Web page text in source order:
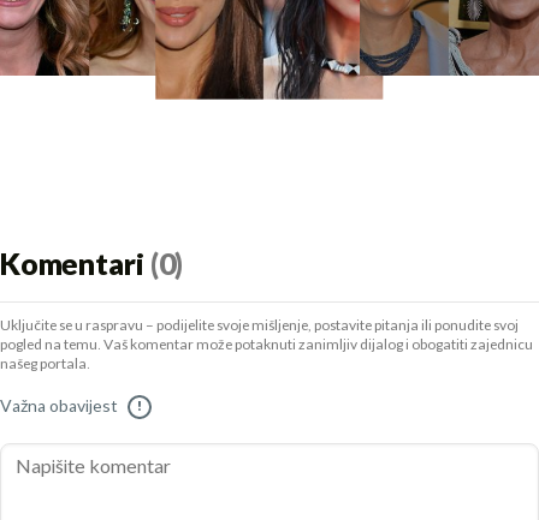
Komentari (0)
Uključite se u raspravu – podijelite svoje mišljenje, postavite pitanja ili ponudite svoj
pogled na temu. Vaš komentar može potaknuti zanimljiv dijalog i obogatiti zajednicu
našeg portala.
Važna obavijest !